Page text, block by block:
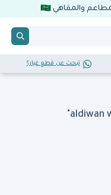
والمقاهي
تبحث عن قطع غيار؟